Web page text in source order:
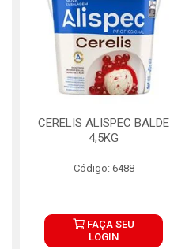
CERELIS ALISPEC BALDE
4,5KG
Código: 6488
FAÇA SEU
LOGIN